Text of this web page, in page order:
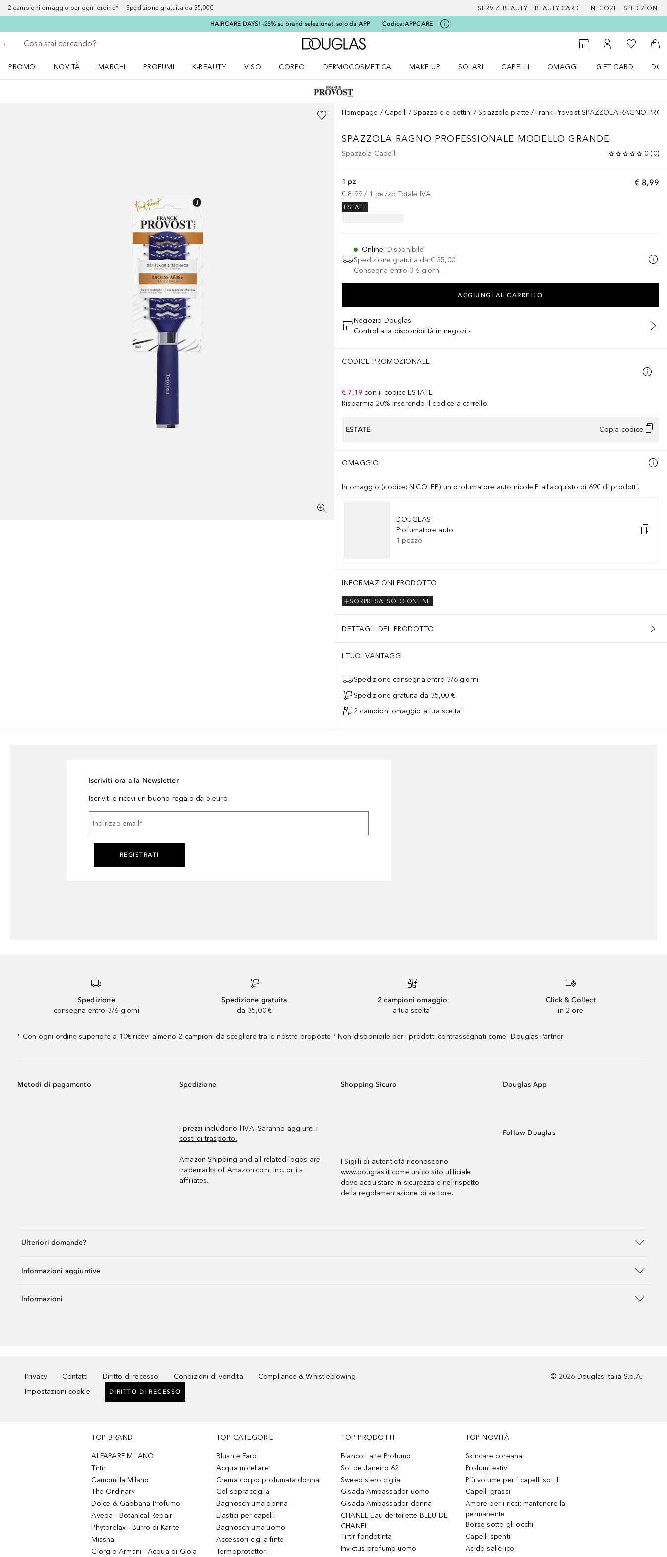
2 campioni omaggio per ogni ordine* Spedizione gratuita da 35,00€ SERVIZI BEAUTY BEAUTY CARD I NEGOZI SPEDIZIONI
HAIRCARE DAYS! -25% su brand selezionati solo da APP Codice:APPCARE
Torna indietro
Esegui ricerca
A Douglas Home
StorefinderAl Mio Account
Alla Mia
Al
PROMO
NOVITÀ
MARCHI
PROFUMI
K-BEAUTY
VISO
CORPO
DERMOCOSMETICA
MAKE UP
SOLARI
CAPELLI
OMAGGI
GIFT CARD
Homepage Capelli Spazzole e pettini Spazzole piatte Frank Provost SPAZZOLA RAGNO
SPAZZOLA RAGNO PROFESSIONALE MODELLO GRANDE
Spazzola Capelli 0 (0)
€ 8,99
1 pz
€ 8,99 / 1 pezzo Totale IVA
ESTATE
Online: Disponibile
Spedizione gratuita da € 35,00
Consegna entro 3-6 giorni
AGGIUNGI AL CARRELLO
Negozio Douglas
Controlla la disponibilità in negozio
CODICE PROMOZIONALE
€ 7,19 con il codice ESTATE
Risparmia 20% inserendo il codice a carrello:
ESTATE Copia codice
OMAGGIO
In omaggio (codice: NICOLEP) un profumatore auto nicole P all'acquisto di 69€ di prodotti.
DOUGLAS
Profumatore auto
1 pezzo
INFORMAZIONI PRODOTTO
SOLO ONLINE
SORPRESA
DETTAGLI DEL PRODOTTO
I TUOI VANTAGGI
Spedizione consegna entro 3/6 giorni
Spedizione gratuita da 35,00 €
2 campioni omaggio a tua scelta¹
Iscriviti ora alla Newsletter
Iscriviti e ricevi un buono regalo da 5 euro
Indirizzo email *
REGISTRATI
Spedizione
consegna entro 3/6 giorni
Spedizione gratuita
da 35,00 €
2 campioni omaggio
a tua scelta¹
Click & Collect
in 2 ore
¹ Con ogni ordine superiore a 10€ ricevi almeno 2 campioni da scegliere tra le nostre proposte ² Non disponibile per i prodotti contrassegnati come "Douglas Partner"
Metodi di pagamento Spedizione
I prezzi includono l’IVA. Saranno aggiunti i
costi di trasporto.
Amazon Shipping and all related logos are
trademarks of Amazon.com, Inc. or its
affiliates.
Shopping Sicuro
I Sigilli di autenticità riconoscono
www.douglas.it come unico sito ufficiale
dove acquistare in sicurezza e nel rispetto
della regolamentazione di settore.
Douglas App
Follow Douglas
Ulteriori domande?
Informazioni aggiuntive
Informazioni
Privacy Contatti Diritto di recesso Condizioni di vendita
Compliance & Whistleblowing
Impostazioni cookie
DIRITTO DI RECESSO
© 2026 Douglas Italia S.p.A.
TOP BRAND
ALFAPARF MILANO
Tirtir
Camomilla Milano
The Ordinary
Dolce & Gabbana Profumo
Aveda - Botanical Repair
Phytorelax - Burro di Karitè
Missha
Giorgio Armani - Acqua di Gioia
TOP CATEGORIE
Blush e Fard
Acqua micellare
Crema corpo profumata donna
Gel sopracciglia
Bagnoschiuma donna
Elastici per capelli
Bagnoschiuma uomo
Accessori ciglia finte
Termoprotettori
TOP PRODOTTI
Bianco Latte Profumo
Sol de Janeiro 62
Sweed siero ciglia
Gisada Ambassador uomo
Gisada Ambassador donna
CHANEL Eau de toilette BLEU DE
CHANEL
Tirtir fondotinta
Invictus profumo uomo
TOP NOVITÀ
Skincare coreana
Profumi estivi
Più volume per i capelli sottili
Capelli grassi
Amore per i ricci: mantenere la
permanente
Borse sotto gli occhi
Capelli spenti
Acido salicilico